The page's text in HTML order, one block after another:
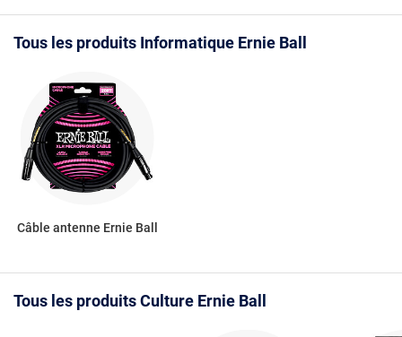
Tous les produits Informatique Ernie Ball
Câble antenne Ernie Ball
Tous les produits Culture Ernie Ball